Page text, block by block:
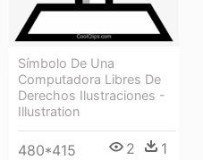
Símbolo De Una
Computadora Libres De
Derechos Ilustraciones -
Illustration
480*415 2 1